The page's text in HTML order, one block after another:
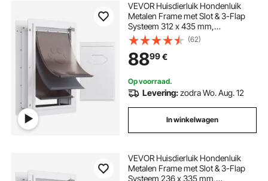
VEVOR Huisdierluik Hondenluik
Metalen Frame met Slot & 3-Flap
Systeem 312 x 435 mm,
Weerbestendig Hondenluik
Huisdierluik Geschikt voor Katten
Honden Kittens (Wit-M)
Eenvoudige Installatie
(62)
8899€
Op voorraad.
Levering:zodra Wo. Aug. 12
In winkelwagen
VEVOR Huisdierluik Hondenluik
Metalen Frame met Slot & 3-Flap
Systeem 236 x 335 mm,